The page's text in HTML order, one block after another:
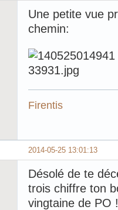
Une petite vue
chemin:
Firentis
2014-05-25 13:01:13
Désolé de te
trois chiffre ton
vingtaine de PO !